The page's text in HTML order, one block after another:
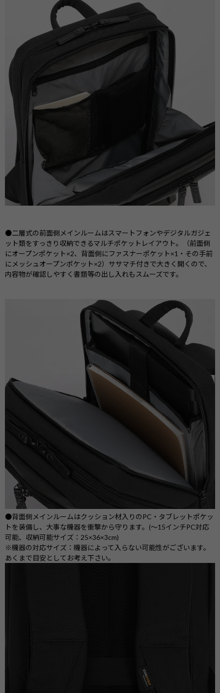
●二層式の前面側メインルームはスマートフォンやデジタルガジェ
ット類をすっきり収納できるマルチポケットレイアウト。（前面側
にオープンポケット×2、背面側にファスナーポケット×1・その手前
にメッシュオープンポケット×2）ササマチ付きで大きく開くので、
内容物が確認しやすく書類等の出し入れもスムーズです。
●背面側メインルームはクッション材入りのPC・タブレットポケッ
トを装備し、大事な機器を衝撃から守ります。(～15インチPC対応
可能、収納可能サイズ：25×36×3cm)
※機器の対応サイズ：機器によって入らない可能性がございます。
あくまで目安としてお考え下さい。